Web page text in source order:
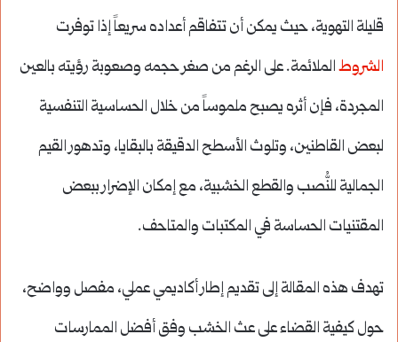
قليلة التهوية، حيث يمكن أن تتفاقم أعداده سريعاً إذا توفرت
الشروطالملائمة. على الرغم من صغر حجمه وصعوبة رؤيته بالعين
المجردة، فإن أثره يصبح ملموساً من خلال الحساسية التنفسية
لبعض القاطنين، وتلوث الأسطح الدقيقة بالبقايا، وتدهور القيم
الجمالية للنُّصب والقطع الخشبية، مع إمكان الإضرار ببعض
المقتنيات الحساسة في المكتبات والمتاحف.
تهدف هذه المقالة إلى تقديم إطار أكاديمي عملي، مفصل وواضح،
حول كيفية القضاء على عث الخشب وفق أفضل الممارسات